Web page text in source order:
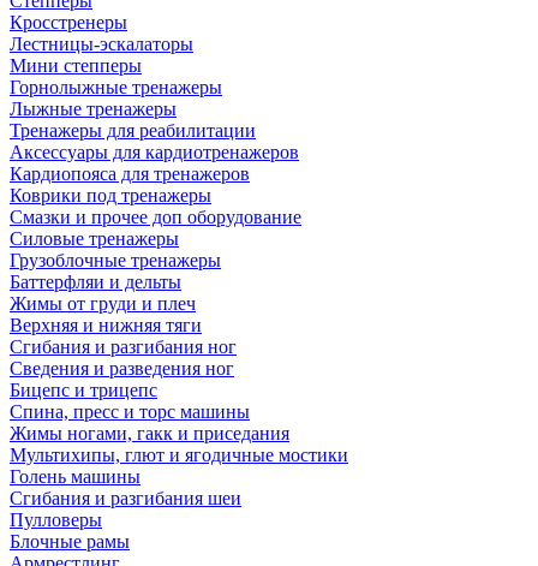
Кросстренеры
Лестницы-эскалаторы
Мини степперы
Горнолыжные тренажеры
Лыжные тренажеры
Тренажеры для реабилитации
Аксессуары для кардиотренажеров
Кардиопояса для тренажеров
Коврики под тренажеры
Смазки и прочее доп оборудование
Силовые тренажеры
Грузоблочные тренажеры
Баттерфляи и дельты
Жимы от груди и плеч
Верхняя и нижняя тяги
Сгибания и разгибания ног
Сведения и разведения ног
Бицепс и трицепс
Спина, пресс и торс машины
Жимы ногами, гакк и приседания
Мультихипы, глют и ягодичные мостики
Голень машины
Сгибания и разгибания шеи
Пулловеры
Блочные рамы